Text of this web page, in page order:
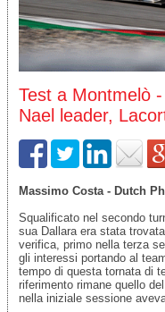
Test a Montmelò
Nael leader,
Massimo Costa - Dutch
Squalificato nel secondo
sua Dallara era stata
verifica, primo nella terza
gli interessi portando al
tempo di questa tornata di
riferimento rimane quello
nella iniziale sessione